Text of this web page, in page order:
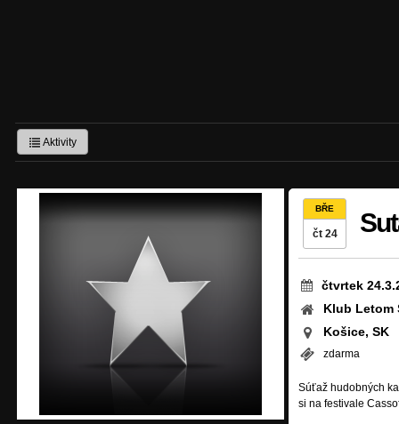
Aktivity
BŘE
čt 24
čtvrtek
Klub Letom
Košice, SK
zdarma
Súťaž hudobných
si na festivale